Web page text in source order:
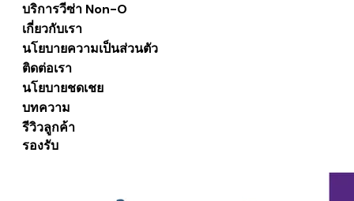
บริการวีซ่า Non-O
เกี่ยวกับเรา
นโยบายความเป็นส่วนตัว
ติดต่อเรา
นโยบายชดเชย
บทความ
รีวิวลูกค้า
รองรับ